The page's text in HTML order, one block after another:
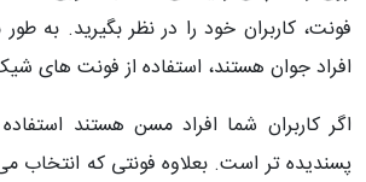
فونت، کاربران خود را در نظر بگیرید. به طور
افراد جوان هستند، استفاده از فونت های
اگر کاربران شما افراد مسن هستند
پسندیده تر است. بعلاوه فونتی که انتخاب